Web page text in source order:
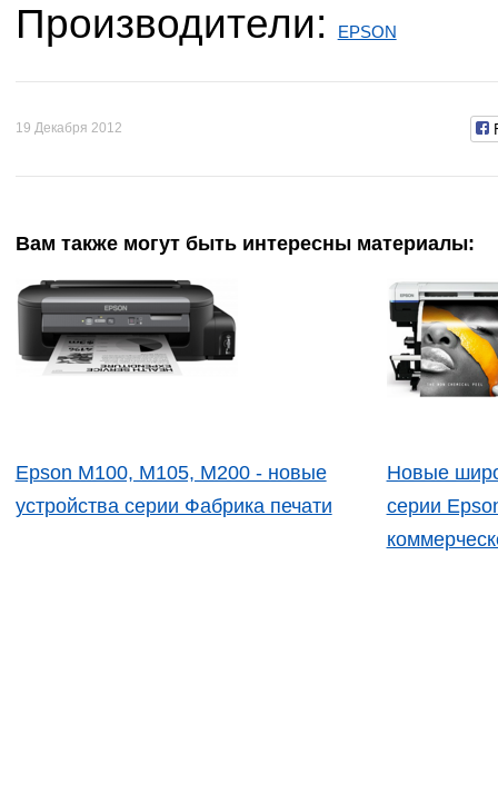
Производители: EPSON
19 Декабря 2012
Вам также могут быть интересны материалы:
Epson M100, M105, M200 - новые
устройства серии Фабрика печати
Новые
серии